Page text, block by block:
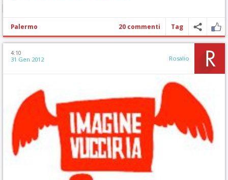
Palermo 20 commenti Tag
4:10
31 Gen 2012 Rosalio